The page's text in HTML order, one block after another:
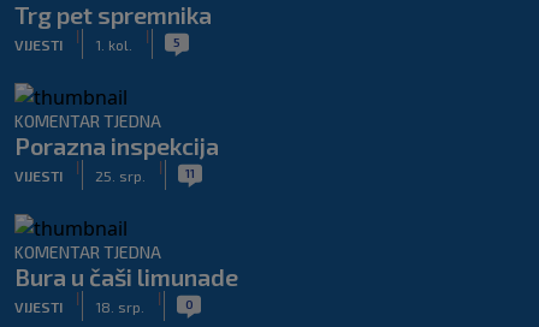
Trg pet spremnika
VIJESTI
|
1. kol.
| 5
KOMENTAR TJEDNA
Porazna inspekcija
VIJESTI
|
25. srp.
| 11
KOMENTAR TJEDNA
Bura u čaši limunade
VIJESTI
|
18. srp.
| 0